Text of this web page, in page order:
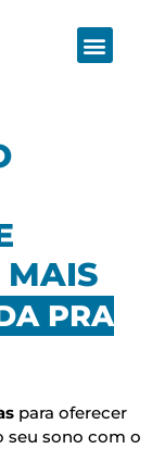
MAIS
PRA
para oferecer
seu sono com o